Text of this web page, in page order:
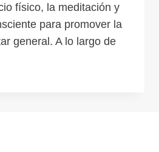
físico, la meditación y
para promover la
general. A lo largo de